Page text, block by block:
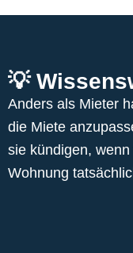
💡
Anders als Mieter
die Miete
sie kündigen,
Wohnung